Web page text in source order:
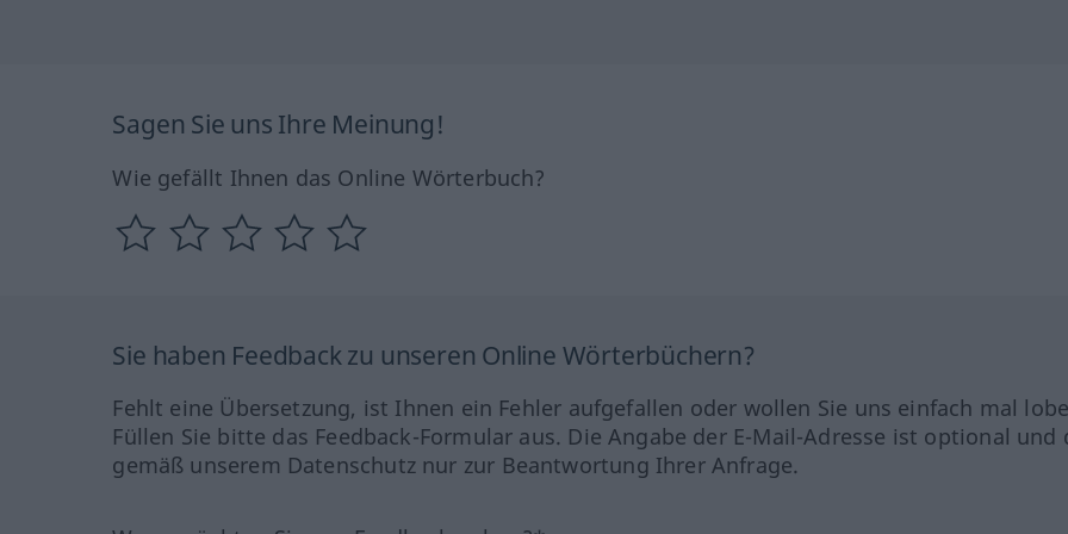
Sagen Sie uns Ihre Meinung!
Wie gefällt Ihnen das Online Wörterbuch?
Sie haben Feedback zu unseren Online Wörterbüchern?
Fehlt eine Übersetzung, ist Ihnen ein Fehler aufgefallen oder wollen Sie uns einfach mal
Füllen Sie bitte das Feedback-Formular aus. Die Angabe der E-Mail-Adresse ist optional und
gemäß unserem Datenschutz nur zur Beantwortung Ihrer Anfrage.